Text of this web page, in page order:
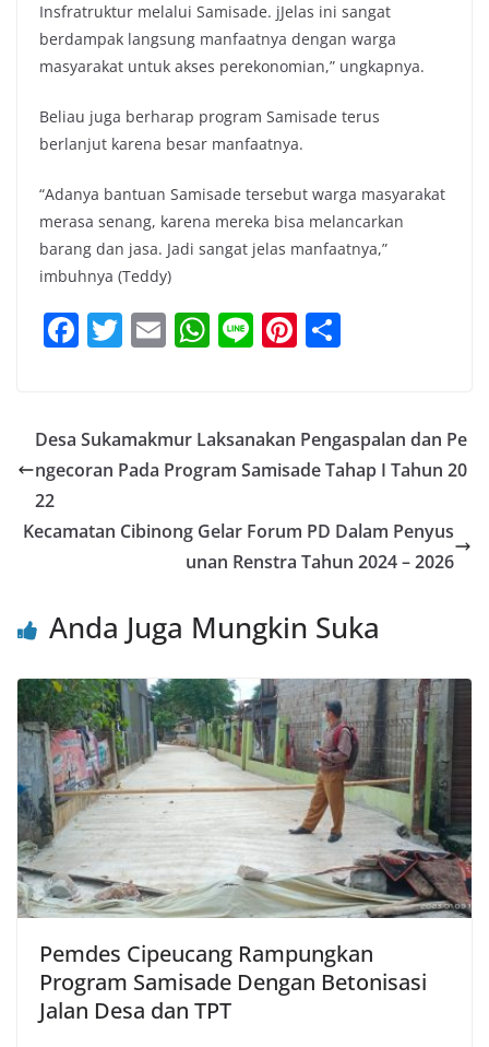
Insfratruktur melalui Samisade. jJelas ini sangat
berdampak langsung manfaatnya dengan warga
masyarakat untuk akses perekonomian,” ungkapnya.
Beliau juga berharap program Samisade terus
berlanjut karena besar manfaatnya.
“Adanya bantuan Samisade tersebut warga masyarakat
merasa senang, karena mereka bisa melancarkan
barang dan jasa. Jadi sangat jelas manfaatnya,”
imbuhnya (Teddy)
F
e
b
o
T
er
E
l
W
s
A
p
Li Pi
e
st
e
Desa Sukamakmur Laksanakan Pengaspalan dan Pe
ngecoran Pada Program Samisade Tahap I Tahun 20
22
Kecamatan Cibinong Gelar Forum PD Dalam Penyus
unan Renstra Tahun 2024 – 2026
Anda Juga Mungkin Suka
Pemdes Cipeucang Rampungkan
Program Samisade Dengan Betonisasi
Jalan Desa dan TPT